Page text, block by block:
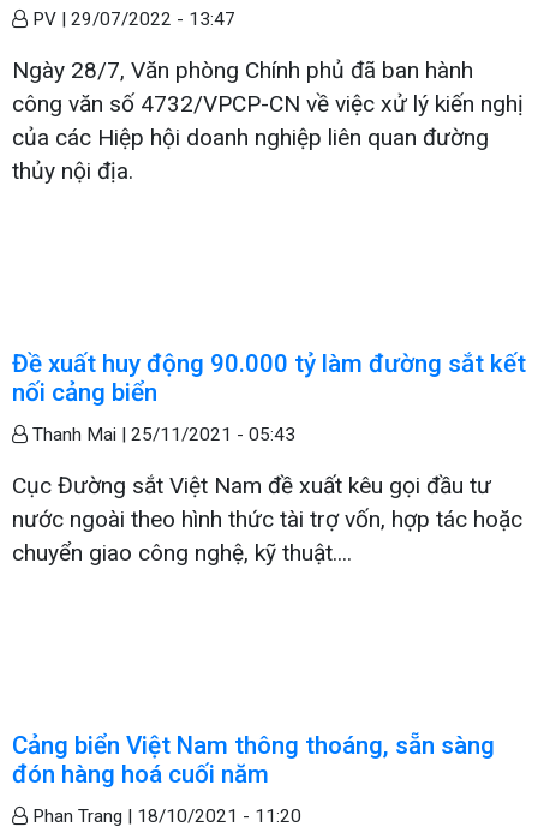
PV | 29/07/2022 - 13:47
Ngày 28/7, Văn phòng Chính phủ đã ban hành
công văn số 4732/VPCP-CN về việc xử lý kiến nghị
của các Hiệp hội doanh nghiệp liên quan đường
thủy nội địa.
Đề xuất huy động 90.000 tỷ làm đường sắt kết
nối cảng biển
Thanh Mai | 25/11/2021 - 05:43
Cục Đường sắt Việt Nam đề xuất kêu gọi đầu tư
nước ngoài theo hình thức tài trợ vốn, hợp tác hoặc
chuyển giao công nghệ, kỹ thuật....
Cảng biển Việt Nam thông thoáng, sẵn sàng
đón hàng hoá cuối năm
Phan Trang | 18/10/2021 - 11:20